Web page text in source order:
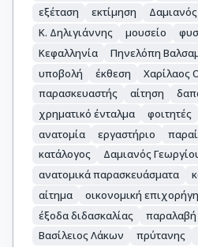
εξέταση
εκτίμηση
Κ. Δηλιγιάννης
μουσείο
Κεφαλληνία
Πηνελόπη
υποβολή
έκθεση Χαρίλαος
παρασκευαστής
αίτηση
χρηματικό ένταλμα
φοιτητές
ανατομία
εργαστήριο
κατάλογος
Δαμιανός
ανατομικά παρασκευάσματα
αίτημα
οικονομική
έξοδα διδασκαλίας
παραλαβή
Βασίλειος Λάκων
πρύτανης